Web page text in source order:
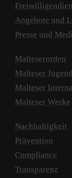
Angebote und
Presse und
Malteserorden
Malteser Jugend
Malteser
Malteser Werke
Nachhaltigkeit
Prävention
Compliance
Transparenz